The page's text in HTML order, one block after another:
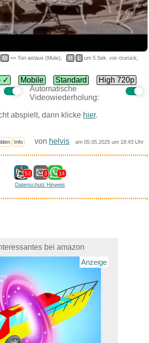
M => Ton an/aus (Mute), H L
um 5 Sek. vor-/zurück,
✓ Mobile Standard
High 720p
Automatische
Videowiederholung:
abspielt, dann klicke hier.
Info von helvis am 05.05.2025 um 18:43 Uhr
53 3
14
Datenschutz Hinweis
bei amazon
Anzeige